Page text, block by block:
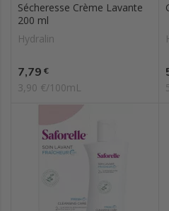
Sécheresse Crème Lavante
200 ml
Hydralin
Prix
7,79 €
3,90 €/100mL